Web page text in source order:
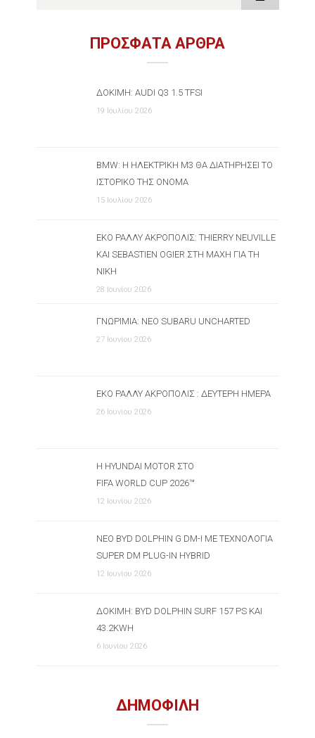
ΠΡΟΣΦΑΤΑ ΑΡΘΡΑ
ΔΟΚΙΜΉ: AUDI Q3 1.5 TFSI
19 Ιουλίου 2026
BMW: Η ΗΛΕΚΤΡΙΚΉ M3 ΘΑ ΔΙΑΤΗΡΉΣΕΙ ΤΟ
ΙΣΤΟΡΙΚΌ ΤΗΣ ΌΝΟΜΑ
15 Ιουλίου 2026
ΕΚΟ ΡΆΛΛΥ ΑΚΡΌΠΟΛΙΣ: THIERRY NEUVILLE
ΚΑΙ SEBASTIEN OGIER ΣΤΗ ΜΆΧΗ ΓΙΑ ΤΗ
ΝΊΚΗ
28 Ιουνίου 2026
ΓΝΩΡΙΜΊΑ: ΝΈΟ SUBARU UNCHARTED
27 Ιουνίου 2026
ΕΚΟ ΡΆΛΛΥ ΑΚΡΌΠΟΛΙΣ : ΔΕΎΤΕΡΗ ΗΜΈΡΑ
26 Ιουνίου 2026
Η HYUNDAI MOTOR ΣΤΟ
FIFA WORLD CUP 2026™
12 Ιουνίου 2026
ΝΈΟ BYD DOLPHIN G DM-I ΜΕ ΤΕΧΝΟΛΟΓΊΑ
SUPER DM PLUG-IN HYBRID
12 Ιουνίου 2026
ΔΟΚΙΜΉ: BYD DOLPHIN SURF 157 PS ΚΑΙ
43.2KWH
6 Ιουνίου 2026
ΔΗΜΟΦΙΛΗ